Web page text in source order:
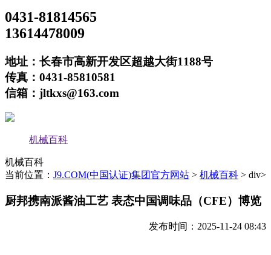
0431-81814565
13614478009
地址：长春市高新开发区超越大街1188号
传真：0431-85810581
信箱：jltkxs@163.com
机械百科
机械百科
当前位置： J9.COM(中国认证)集团官方网站 > 机械百科 > div>
厨邦携南派酱油工艺 表态中国调味品（CFE）博览
发布时间：2025-11-24 08:43